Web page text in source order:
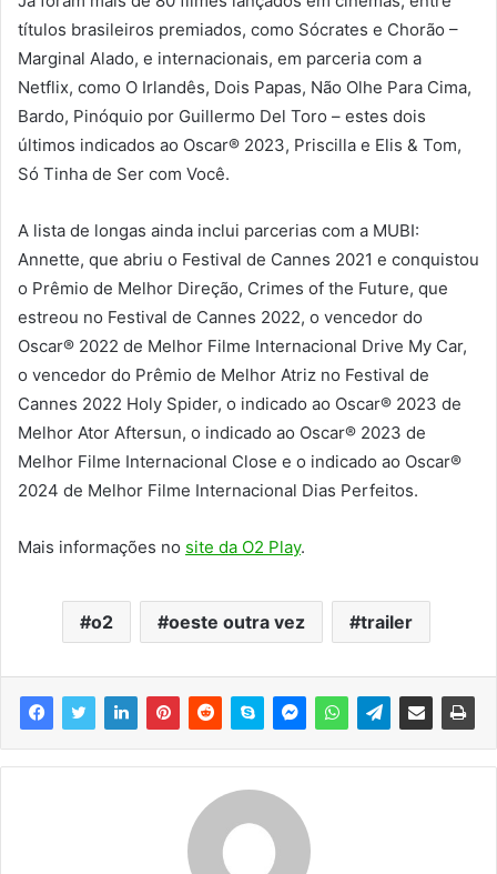
títulos brasileiros premiados, como Sócrates e Chorão –
Marginal Alado, e internacionais, em parceria com a
Netflix, como O Irlandês, Dois Papas, Não Olhe Para Cima,
Bardo, Pinóquio por Guillermo Del Toro – estes dois
últimos indicados ao Oscar® 2023, Priscilla e Elis & Tom,
Só Tinha de Ser com Você.
A lista de longas ainda inclui parcerias com a MUBI:
Annette, que abriu o Festival de Cannes 2021 e conquistou
o Prêmio de Melhor Direção, Crimes of the Future, que
estreou no Festival de Cannes 2022, o vencedor do
Oscar® 2022 de Melhor Filme Internacional Drive My Car,
o vencedor do Prêmio de Melhor Atriz no Festival de
Cannes 2022 Holy Spider, o indicado ao Oscar® 2023 de
Melhor Ator Aftersun, o indicado ao Oscar® 2023 de
Melhor Filme Internacional Close e o indicado ao Oscar®
2024 de Melhor Filme Internacional Dias Perfeitos.
Mais informações no site da O2 Play.
o2 oeste outra vez trailer